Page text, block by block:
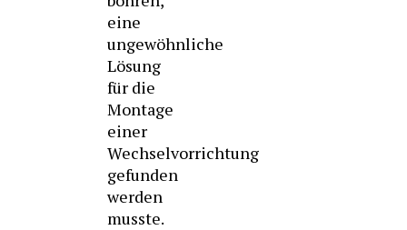
eine
ungewöhnliche
Lösung
für die
Montage
einer
Wechselvorrichtung
gefunden
werden
musste.